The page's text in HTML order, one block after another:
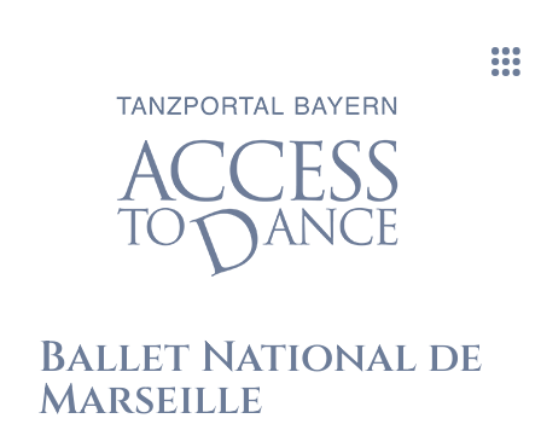
Ballet National de
Marseille